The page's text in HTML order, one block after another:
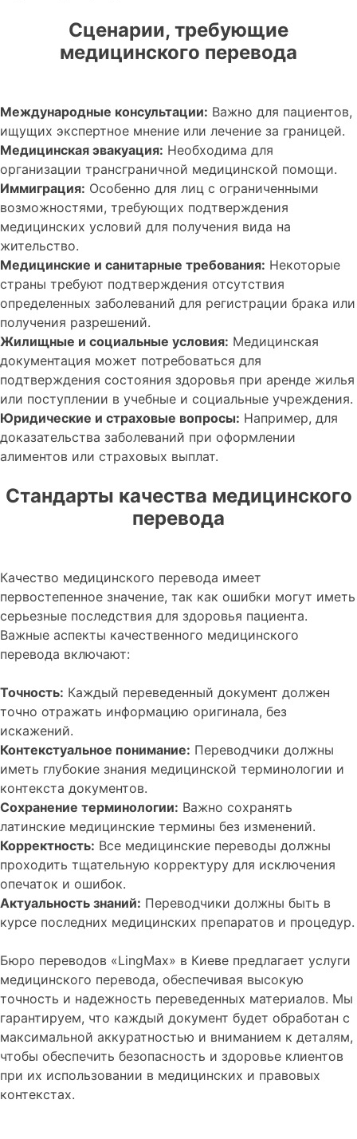
Сценарии, требующие
медицинского перевода
Международные консультации: Важно для пациентов,
ищущих экспертное мнение или лечение за границей.
Медицинская эвакуация: Необходима для
организации трансграничной медицинской помощи.
Иммиграция: Особенно для лиц с ограниченными
возможностями, требующих подтверждения
медицинских условий для получения вида на
жительство.
Медицинские и санитарные требования: Некоторые
страны требуют подтверждения отсутствия
определенных заболеваний для регистрации брака или
получения разрешений.
Жилищные и социальные условия: Медицинская
документация может потребоваться для
подтверждения состояния здоровья при аренде жилья
или поступлении в учебные и социальные учреждения.
Юридические и страховые вопросы: Например, для
доказательства заболеваний при оформлении
алиментов или страховых выплат.
Стандарты качества медицинского
перевода
Качество медицинского перевода имеет
первостепенное значение, так как ошибки могут иметь
серьезные последствия для здоровья пациента.
Важные аспекты качественного медицинского
перевода включают:
Точность: Каждый переведенный документ должен
точно отражать информацию оригинала, без
искажений.
Контекстуальное понимание: Переводчики должны
иметь глубокие знания медицинской терминологии и
контекста документов.
Сохранение терминологии: Важно сохранять
латинские медицинские термины без изменений.
Корректность: Все медицинские переводы должны
проходить тщательную корректуру для исключения
опечаток и ошибок.
Актуальность знаний: Переводчики должны быть в
курсе последних медицинских препаратов и процедур.
Бюро переводов «LingMax» в Киеве предлагает услуги
медицинского перевода, обеспечивая высокую
точность и надежность переведенных материалов. Мы
гарантируем, что каждый документ будет обработан с
максимальной аккуратностью и вниманием к деталям,
чтобы обеспечить безопасность и здоровье клиентов
при их использовании в медицинских и правовых
контекстах.